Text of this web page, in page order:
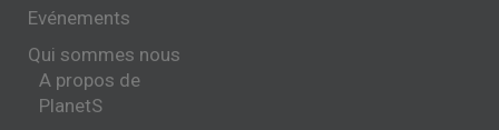
Evénements
Qui sommes nous
A propos de
PlanetS